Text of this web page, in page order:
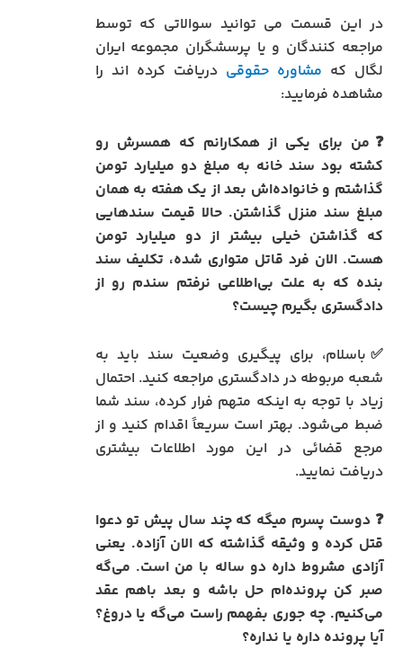
در این قسمت می توانید سوالاتی که توسط
مراجعه کنندگان و یا پرسشگران مجموعه ایران
لگال که مشاوره حقوقی دریافت کرده اند را
مشاهده فرمایید:
❓من برای یکی از همکارانم که همسرش رو
کشته بود سند خانه به مبلغ دو میلیارد تومن
گذاشتم و خانواده‌اش بعد از یک هفته به همان
مبلغ سند منزل گذاشتن. حالا قیمت سندهایی
که گذاشتن خیلی بیشتر از دو میلیارد تومن
هست. الان فرد قاتل متواری شده، تکلیف سند
بنده که به علت بی‌اطلاعی نرفتم سندم رو از
دادگستری بگیرم چیست؟
✅باسلام، برای پیگیری وضعیت سند باید به
شعبه مربوطه در دادگستری مراجعه کنید. احتمال
زیاد با توجه به اینکه متهم فرار کرده، سند شما
ضبط می‌شود. بهتر است سریعاً اقدام کنید و از
مرجع قضائی در این مورد اطلاعات بیشتری
دریافت نمایید.
❓ دوست پسرم میگه که چند سال پیش تو دعوا
قتل کرده و وثیقه گذاشته که الان آزاده. یعنی
آزادی مشروط داره دو ساله با من است. می‌گه
صبر کن پرونده‌ام حل باشه و بعد باهم عقد
می‌کنیم. چه جوری بفهمم راست می‌گه یا دروغ؟
آیا پرونده داره یا نداره؟